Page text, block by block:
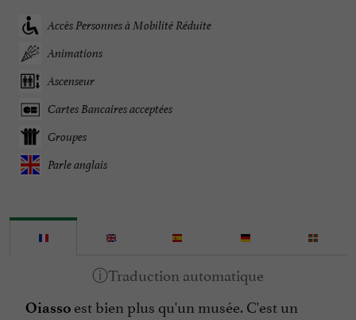
Accès Personnes à Mobilité Réduite
Animations
Ascenseur
Cartes Bancaires acceptées
Groupes
Parle anglais
Oiasso est bien plus qu'un musée. C'est un